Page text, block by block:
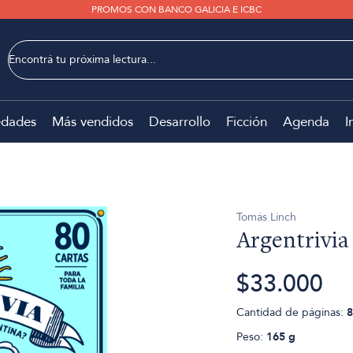
PROMOS CON BANCO GALICIA E ICBC
Más vendidos Desarrollo Ficción Agenda
Tomás Linch
Argentrivia
$33.000
Cantidad de páginas:
Peso: 165 g